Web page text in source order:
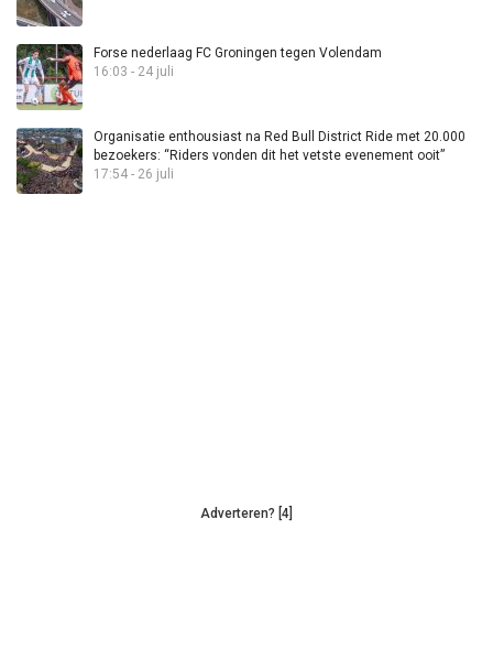
Forse nederlaag FC Groningen tegen Volendam
16:03 - 24 juli
Organisatie enthousiast na Red Bull District Ride met 20.000
bezoekers: “Riders vonden dit het vetste evenement ooit”
17:54 - 26 juli
Adverteren? [4]